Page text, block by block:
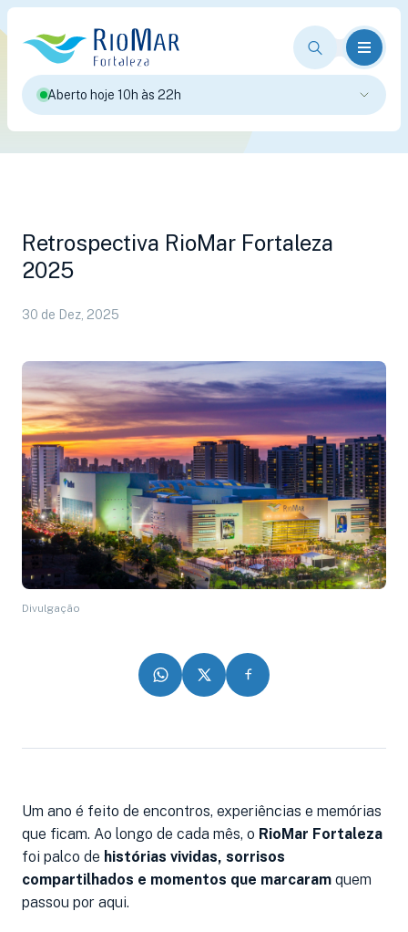
Aberto hoje 10h às 22h
Retrospectiva RioMar Fortaleza
2025
30 de Dez, 2025
Divulgação
Um ano é feito de encontros, experiências e memórias
que ficam. Ao longo de cada mês, o RioMar Fortaleza
foi palco de histórias vividas, sorrisos
compartilhados e momentos que marcaram quem
passou por aqui.